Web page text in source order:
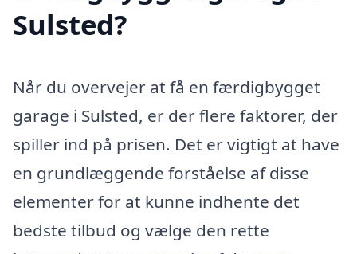
Sulsted?
Når du overvejer at få en færdigbygget
garage i Sulsted, er der flere faktorer, der
spiller ind på prisen. Det er vigtigt at have
en grundlæggende forståelse af disse
elementer for at kunne indhente det
bedste tilbud og vælge den rette